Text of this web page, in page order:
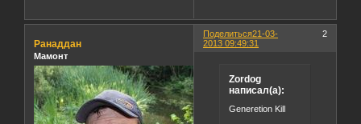
Поделиться 2
21-03-
2013 09:49:31
Ранаддан
Мамонт
Zordog
написал(а):
Generetion Kill